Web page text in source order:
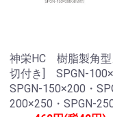
神栄HC 樹脂製角型
切付き] SPGN-
SPGN-150×200・
200×250・SPGN-